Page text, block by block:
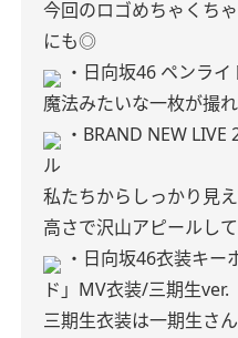
今回のロゴめちゃくち
にも◎
・日向坂46 ペンラ
魔法みたいな一枚が撮
・BRAND NEW
ル
私たちからしっかり見
高さで沢山アピールし
・日向坂46衣装キー
ド」MV衣装/三期生ver.
三期生衣装は一期生さ